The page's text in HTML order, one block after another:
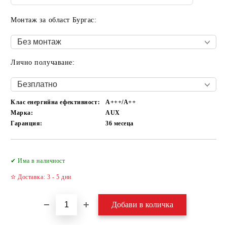
Монтаж за област Бургас:
Лично получаване:
Клас енергийна ефективност:
А+++/A++
Марка:
AUX
Гаранция:
36 месеца
✔ Има в наличност
✫ Доставка: 3 - 5 дни